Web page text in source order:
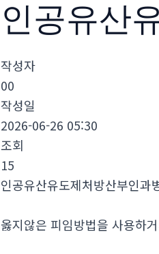
인공유산
작성자
00
작성일
2026-06-26 05:30
조회
15
인공유산유도제처방산부인과
옳지않은 피임방법을 사용하